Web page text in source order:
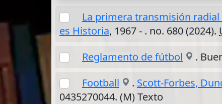
La primera transmisión
es Historia, 1967 - . no. 680 (2024).
Reglamento de fútbol
.
Football
. Scott-Forbes,
0435270044. (M) Texto